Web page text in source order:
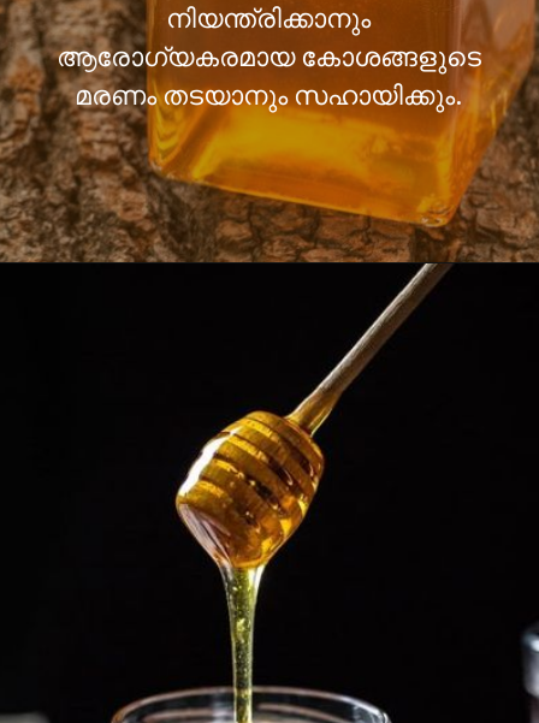
നിയന്ത്രിക്കാനും
ആരോഗ്യകരമായ കോശങ്ങളുടെ
മരണം തടയാനും സഹായിക്കും.